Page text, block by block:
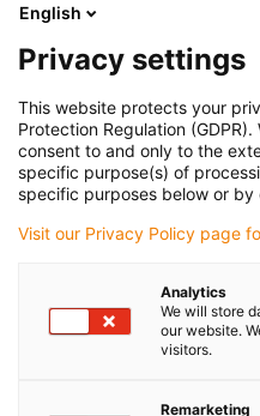
Bohužel v
podporu nebo
vazbu.
English
Privacy settings
This website protects your
Protection Regulation
consent to and only to the
specific purpose(s) of
specific purposes below or by
Visit our Privacy Policy page
Analytics
We will store
our website.
visitors.
Remarketing